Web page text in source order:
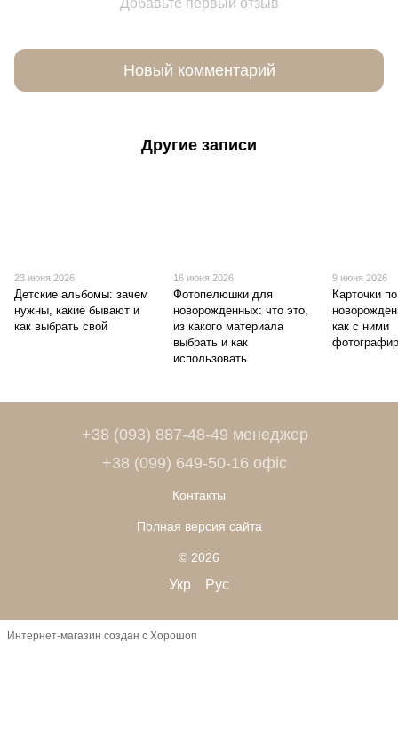
Добавьте первый отзыв
Новый комментарий
Другие записи
23 июня 2026
Детские альбомы: зачем
нужны, какие бывают и
как выбрать свой
16 июня 2026
Фотопелюшки для
новорожденных: что это,
из какого материала
выбрать и как
использовать
9 июня 2026
Карточки
как с ними
+38 (093) 887-48-49 менеджер
+38 (099) 649-50-16 офіс
Контакты
Полная версия сайта
© 2026
Укр Рус
Интернет-магазин создан с Хорошоп